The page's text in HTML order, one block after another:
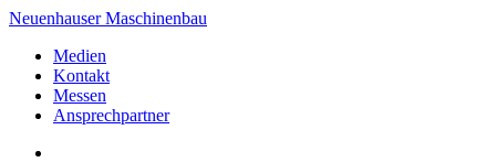
Neuenhauser Maschinenbau
Medien
Kontakt
Messen
Ansprechpartner